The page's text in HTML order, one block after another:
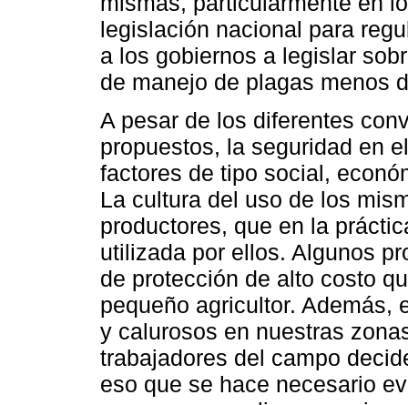
legislación nacional para
a los gobiernos a legislar
de manejo de plagas menos
A pesar de los diferentes
propuestos, la seguridad en
factores de tipo social,
La cultura del uso de los
productores, que en la
utilizada por ellos. Algunos
de protección de alto costo
pequeño agricultor. Además,
y calurosos en nuestras
trabajadores del campo
eso que se hace necesario